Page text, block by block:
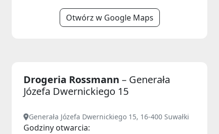
Otwórz w Google Maps
Drogeria Rossmann – Generała
Józefa Dwernickiego 15
Generała Józefa Dwernickiego 15, 16-400 Suwałki
Godziny otwarcia: